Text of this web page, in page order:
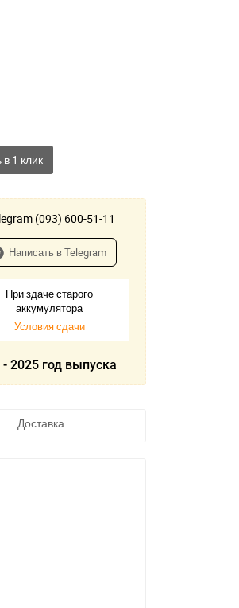
(093) 600-51-11
Написать в Telegram
При здаче старого
аккумулятора
Условия сдачи
2025 год выпуска
Доставка